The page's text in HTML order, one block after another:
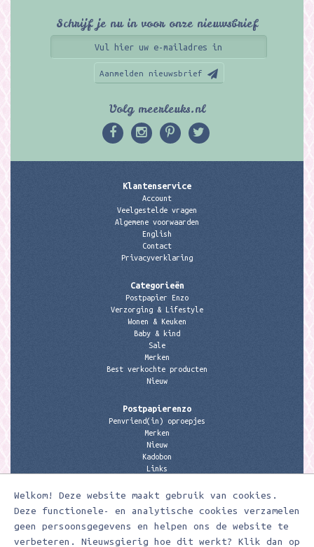
Welkom! Deze website maakt gebruik van cookies.
Deze functionele- en analytische cookies verzamelen
geen persoonsgegevens en helpen ons de website te
verbeteren. Nieuwsgierig hoe dit werkt? Klik dan op
Schrijf je nu in voor onze nieuwsbrief
Aanmelden nieuwsbrief
Volg meerleuks.nl
Klantenservice
Account
Veelgestelde vragen
Algemene voorwaarden
English
Contact
Privacyverklaring
Categorieën
Postpapier Enzo
Verzorging & Lifestyle
Wonen & Keuken
Baby & kind
Sale
Merken
Best verkochte producten
Nieuw
Postpapierenzo
Penvriend(in) oproepjes
Merken
Nieuw
Kadobon
Links
Contactgegevens
Meerleuks
anita@meerleuks.nl
06 – 107 163 36